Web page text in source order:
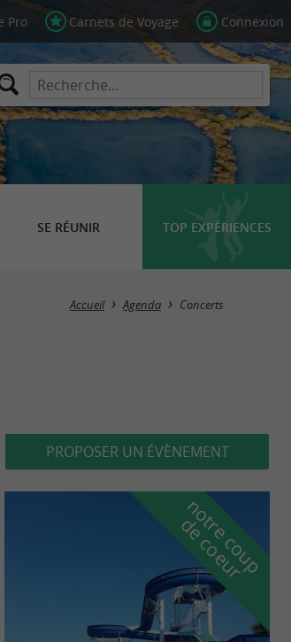
Pro Carnets de Voyage Connexion
SE RÉUNIR TOP EXPÉRIENCES
Masquer la carte
Accueil Agenda Concerts
PROPOSER UN ÉVÈNEMENT
n
o
t
r
e
c
o
u
p
d
e
c
o
e
u
r